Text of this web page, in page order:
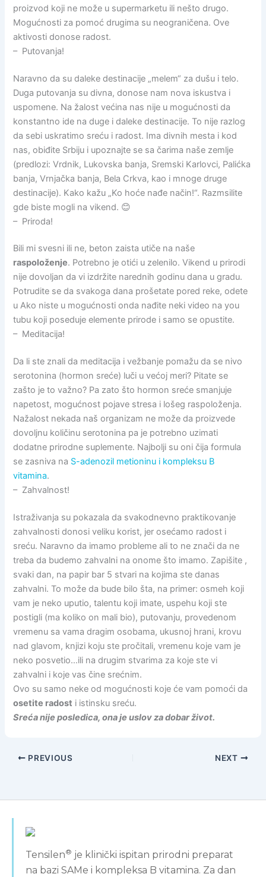
proizvod koji ne može u supermarketu ili nešto drugo.
Mogućnosti za pomoć drugima su neograničena. Ove
aktivosti donose radost.
– Putovanja!
Naravno da su daleke destinacije „melem“ za dušu i telo.
Duga putovanja su divna, donose nam nova iskustva i
uspomene. Na žalost većina nas nije u mogućnosti da
konstantno ide na duge i daleke destinacije. To nije razlog
da sebi uskratimo sreću i radost. Ima divnih mesta i kod
nas, obiđite Srbiju i upoznajte se sa čarima naše zemlje
(predlozi: Vrdnik, Lukovska banja, Sremski Karlovci, Palićka
banja, Vrnjačka banja, Bela Crkva, kao i mnoge druge
destinacije). Kako kažu „Ko hoće nađe način!“. Razmsilite
gde biste mogli na vikend. 😊
– Priroda!
Bili mi svesni ili ne, beton zaista utiče na naše
raspoloženje. Potrebno je otići u zelenilo. Vikend u prirodi
nije dovoljan da vi izdržite narednih godinu dana u gradu.
Potrudite se da svakoga dana prošetate pored reke, odete
u Ako niste u mogućnosti onda nađite neki video na you
tubu koji poseduje elemente prirode i samo se opustite.
– Meditacija!
Da li ste znali da meditacija i vežbanje pomažu da se nivo
serotonina (hormon sreće) luči u većoj meri? Pitate se
zašto je to važno? Pa zato što hormon sreće smanjuje
napetost, mogućnost pojave stresa i lošeg raspoloženja.
Nažalost nekada naš organizam ne može da proizvede
dovoljnu količinu serotonina pa je potrebno uzimati
dodatne prirodne suplemente. Najbolji su oni čija formula
se zasniva na S-adenozil metioninu i kompleksu B
vitamina.
– Zahvalnost!
Istraživanja su pokazala da svakodnevno praktikovanje
zahvalnosti donosi veliku korist, jer osećamo radost i
sreću. Naravno da imamo probleme ali to ne znači da ne
treba da budemo zahvalni na onome što imamo. Zapišite ,
svaki dan, na papir bar 5 stvari na kojima ste danas
zahvalni. To može da bude bilo šta, na primer: osmeh koji
vam je neko uputio, talentu koji imate, uspehu koji ste
postigli (ma koliko on mali bio), putovanju, provedenom
vremenu sa vama dragim osobama, ukusnoj hrani, krovu
nad glavom, knjizi koju ste pročitali, vremenu koje vam je
neko posvetio…ili na drugim stvarima za koje ste vi
zahvalni i koje vas čine srećnim.
Ovo su samo neke od mogućnosti koje će vam pomoći da
osetite radost i istinsku sreću.
Sreća nije posledica, ona je uslov za dobar život.
PREVIOUS NEXT
Tensilen® je klinički ispitan prirodni preparat
na bazi SAMe i kompleksa B vitamina. Za dan